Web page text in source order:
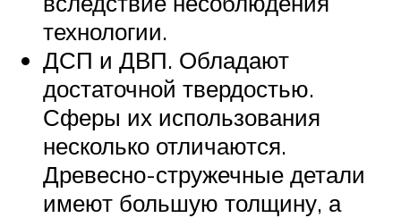
технологии.
ДСП и ДВП. Обладают
достаточной твердостью.
Сферы их использования
несколько отличаются.
Древесно-стружечные детали
имеют большую толщину, а